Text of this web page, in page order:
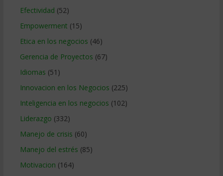
Efectividad (52)
Empowerment (15)
Etica en los negocios (46)
Gerencia de Proyectos (67)
Idiomas (51)
Innovacion en los Negocios (225)
Inteligencia en los negocios (102)
Liderazgo (332)
Manejo de crisis (60)
Manejo del estrés (85)
Motivacion (164)